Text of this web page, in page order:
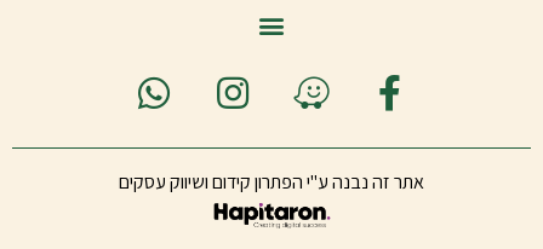
אתר זה נבנה ע"יהפתרוןקידום ושיווק עסקים